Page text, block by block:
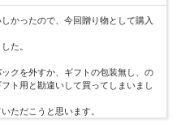
かったので、今回贈り物として購入
た。
クを外すか、ギフトの包装無し、の
ト用と勘違いして買ってしまいまし
ただこうと思います。